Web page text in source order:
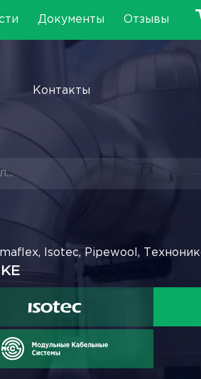
Документы Отзывы
Контакты
Isotec, Pipewool,